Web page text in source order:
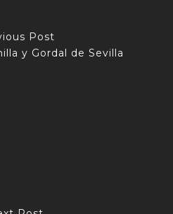
Post
y Gordal de Sevilla